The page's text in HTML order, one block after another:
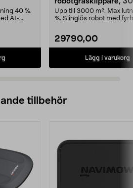
m2
40 %.
AI-
Upp till 3000 m². Max
%. Slinglös robot med
29790,00
Lägg i varukorg
tillbehör